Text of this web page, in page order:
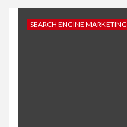
Blog
SEARCH ENGINE MARKETING